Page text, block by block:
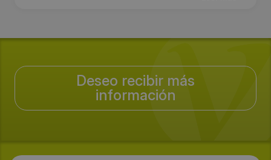
Deseo recibir más
información